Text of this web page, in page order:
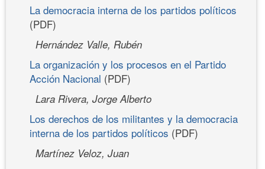
La democracia interna de los partidos políticos
(PDF)
Hernández Valle, Rubén
La organización y los procesos en el Partido
Acción Nacional (PDF)
Lara Rivera, Jorge Alberto
Los derechos de los militantes y la democracia
interna de los partidos políticos (PDF)
Martínez Veloz, Juan